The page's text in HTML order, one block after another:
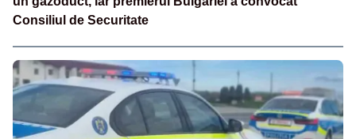
Consiliul de Securitate